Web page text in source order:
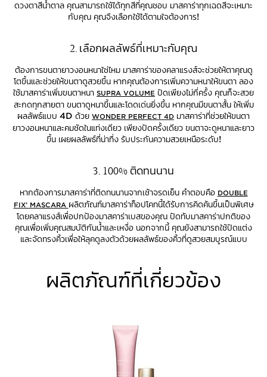
ดวงตาสีน้ำตาล คุณสามารถใช้ได้ทุกสีที่คุณชอบ มาสคาร่าทุกเฉดสีจะเหมาะ
กับคุณ คุณจึงเลือกใช้ได้ตามใจต้องการ!
2. เลือกผลลัพธ์ที่เหมาะกับคุณ
ต้องการขนตายาวงอนหนาใช่ไหม มาสคาร่าของคลาแรงส์จะช่วยให้ตาคุณดู
โตขึ้นและช่วยให้ขนตาดูสวยขึ้น หากคุณต้องการเพิ่มความหนาให้ขนตา ลอง
ใช้มาสคาร่าเพิ่มขนตาหนา SUPRA VOLUME ปัดเพียงไม่กี่ครั้ง คุณก็จะสวย
สะกดทุกสายตา ขนตาดูหนาขึ้นและโดดเด่นยิ่งขึ้น หากคุณมีขนตาสั้น ให้เพิ่ม
ผลลัพธ์แบบ 4D ด้วย WONDER PERFECT 4D มาสคาร่าที่ช่วยให้ขนตา
ยาวงอนหนาและคมชัดในแท่งเดียว เพียงปัดครั้งเดียว ขนตาจะดูหนาและยาว
ขึ้น เผยผลลัพธ์ที่น่าทึ่ง รับประกันความสวยเหนือระดับ!
3. 100% ติดทนนาน
หากต้องการมาสคาร่าที่ติดทนนานจากเช้าจรดเย็น คำตอบคือ DOUBLE
FIX’ MASCARA ผลิตภัณฑ์มาสคาร่าท็อปโคทนี้ได้รับการคิดค้นขึ้นเป็นพิเศษ
โดยคลาแรงส์เพื่อปกป้องมาสคาร่าเบสของคุณ ปัดทับมาสคาร่าปกติของ
คุณเพื่อเพิ่มคุณสมบัติกันน้ำและเหงื่อ นอกจากนี้ คุณยังสามารถใช้ปัดแต่ง
และจัดทรงคิ้วเพื่อให้ลุคดูลงตัวด้วยผลลัพธ์ของคิ้วที่ดูสวยสมบูรณ์แบบ
ผลิตภัณฑ์ที่เกี่ยวข้อง